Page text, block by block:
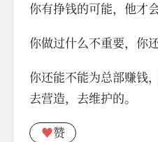
你有挣钱的可能，他才会
你做过什么不重要，你
你还能不能为总部赚钱
去营造，去维护的。
♥赞